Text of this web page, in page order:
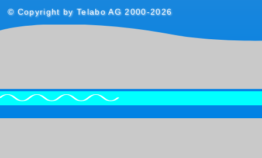
© Copyright by Telabo AG 2000-2026